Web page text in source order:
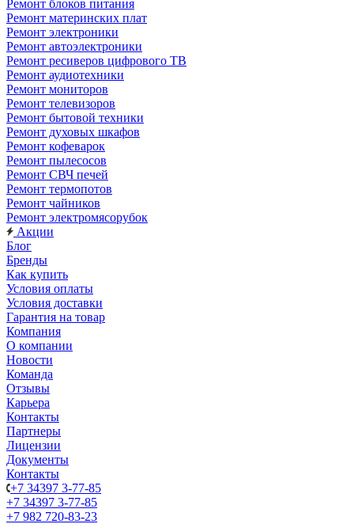
Ремонт блоков питания
Ремонт материнских плат
Ремонт электроники
Ремонт автоэлектроники
Ремонт ресиверов цифрового ТВ
Ремонт аудиотехники
Ремонт мониторов
Ремонт телевизоров
Ремонт бытовой техники
Ремонт духовых шкафов
Ремонт кофеварок
Ремонт пылесосов
Ремонт СВЧ печей
Ремонт термопотов
Ремонт чайников
Ремонт электромясорубок
Акции
Блог
Бренды
Как купить
Условия оплаты
Условия доставки
Гарантия на товар
Компания
О компании
Новости
Команда
Отзывы
Карьера
Контакты
Партнеры
Лицензии
Документы
Контакты
+7 34397 3-77-85
+7 34397 3-77-85
+7 982 720-83-23